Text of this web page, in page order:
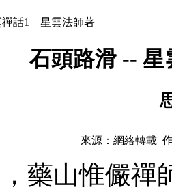
禪話1 星雲法師著
石頭路滑 --
來源：網絡轉載
山惟儼禪